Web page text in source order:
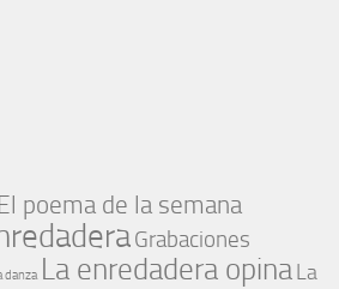
El poema de la semana
Grabaciones
danza La enredadera opinaLa